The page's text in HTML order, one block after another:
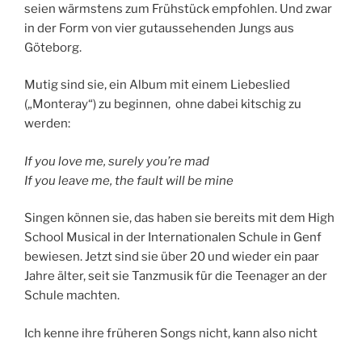
seien wärmstens zum Frühstück empfohlen. Und zwar
in der Form von vier gutaussehenden Jungs aus
Göteborg.
Mutig sind sie, ein Album mit einem Liebeslied
(„Monteray“) zu beginnen, ohne dabei kitschig zu
werden:
If you love me, surely you’re mad
If you leave me, the fault will be mine
Singen können sie, das haben sie bereits mit dem High
School Musical in der Internationalen Schule in Genf
bewiesen. Jetzt sind sie über 20 und wieder ein paar
Jahre älter, seit sie Tanzmusik für die Teenager an der
Schule machten.
Ich kenne ihre früheren Songs nicht, kann also nicht